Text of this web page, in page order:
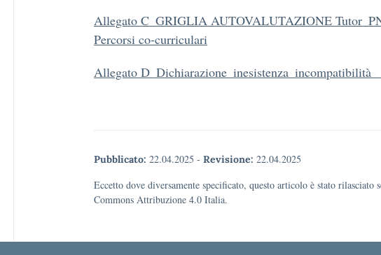
Allegato C_GRIGLIA AUTOVALUTAZIONE
Percorsi co-curriculari
Allegato
Pubblicato: 22.04.2025 - Revisione: 22.04.2025
Eccetto dove diversamente specificato, questo articolo è stato rilasciato
Commons Attribuzione 4.0 Italia.